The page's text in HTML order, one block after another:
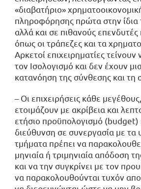
«διαβατήριο»
πληροφόρησης πρώτα στην ίδια
αλλά και σε πιθανούς επενδυτές
όπως οι τράπεζες και τα
Αρκετοί επιχειρηματίες
τον Ισολογισμό και δεν έχουν
κατανόηση της σύνθεσης και τη
– Οι επιχειρήσεις κάθε
ετοιμάζουν με ακρίβεια και
ετήσιο προϋπολογισμό (budget)
διεύθυνση σε συνεργασία με τα
τμήματα πρέπει να
μηνιαία ή τριμηνιαία απόδοση
και να την συγκρίνει με τον
να παρακολουθούνται τυχόν